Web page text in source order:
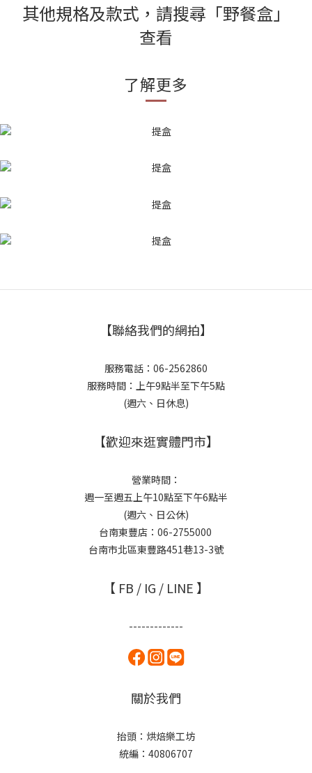
其他規格及款式，請搜尋「野餐盒」
查看
了解更多
【聯絡我們的網拍】
服務電話：06-2562860
服務時間：上午9點半至下午5點
(週六、日休息)
【歡迎來逛實體門市】
營業時間：
週一至週五上午10點至下午6點半
(週六、日公休)
台南東豐店：06-2755000
台南市北區東豐路451巷13-3號
【 FB / IG / LINE 】
-------------
關於我們
抬頭：烘焙樂工坊
統編：40806707